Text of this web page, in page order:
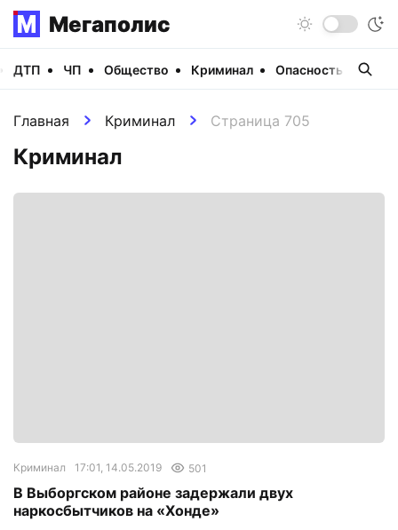
Мегаполис
ДТП ЧП Общество Криминал Опасность
Главная Криминал Страница 705
Криминал
Криминал 17:01, 14.05.2019 501
В Выборгском районе задержали двух
наркосбытчиков на «Хонде»